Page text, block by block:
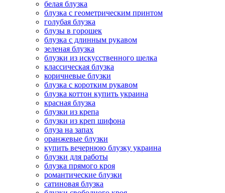
белая блузка
блузка с геометрическим принтом
голубая блузка
блузы в горошек
блузка с длинным рукавом
зеленая блузка
блузки из искусственного шелка
классическая блузка
коричневые блузки
блузка с коротким рукавом
блузка коттон купить украина
красная блузка
блузки из крепа
блузки из креп шифона
блуза на запах
оранжевые блузки
купить вечернюю блузку украина
блузки для работы
блузка прямого кроя
романтические блузки
сатиновая блузка